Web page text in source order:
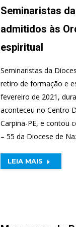
Seminaristas
admitidos às
espiritual
Seminaristas da
retiro de formação e
fevereiro de 2021,
aconteceu no Centro
Carpina-PE, e contou
– 55 da Diocese de
LEIA MAIS